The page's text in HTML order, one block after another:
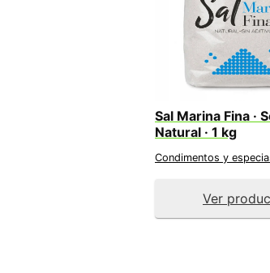
Sal Marina Fina ·
Natural · 1 kg
Condimentos y
Ver